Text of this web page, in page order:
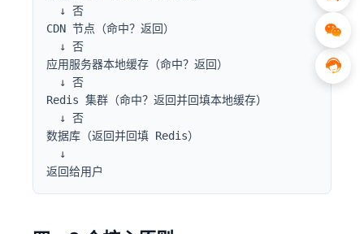
  ↓ 否
CDN 节点（命中？返回）
  ↓ 否
应用服务器本地缓存（命中？返回）
  ↓ 否
Redis 集群（命中？返回并回填本地缓存）
  ↓ 否
数据库（返回并回填 Redis）
  ↓
返回给用户